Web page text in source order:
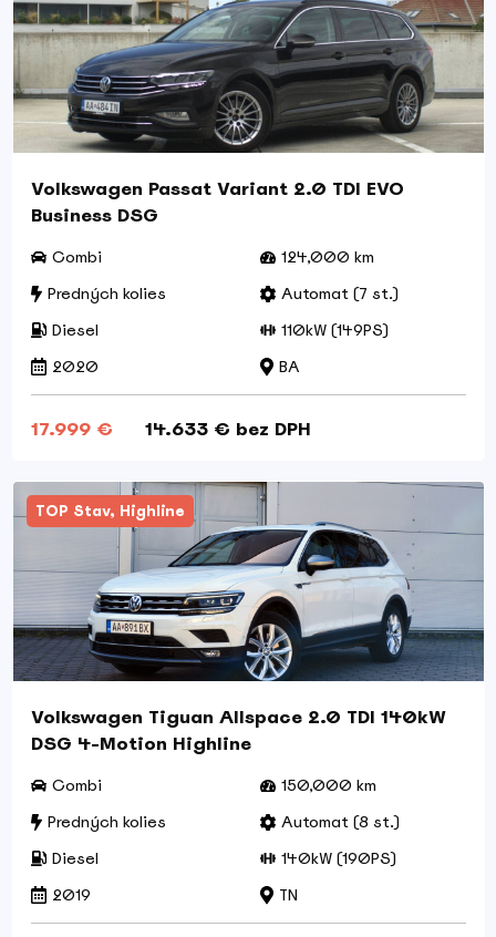
Volkswagen Passat Variant 2.0 TDI EVO
Business DSG
Combi
124,000 km
Predných kolies
Automat (7 st.)
Diesel
110kW (149PS)
2020
BA
17.999 € 14.633 € bez DPH
TOP Stav, Highline
Volkswagen Tiguan Allspace 2.0 TDI 140kW
DSG 4-Motion Highline
Combi
150,000 km
Predných kolies
Automat (8 st.)
Diesel
140kW (190PS)
2019
TN